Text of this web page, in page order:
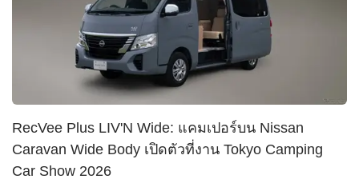
RecVee Plus LIV'N Wide: แคมเปอร์บน Nissan
Caravan Wide Body เปิดตัวที่งาน Tokyo Camping
Car Show 2026